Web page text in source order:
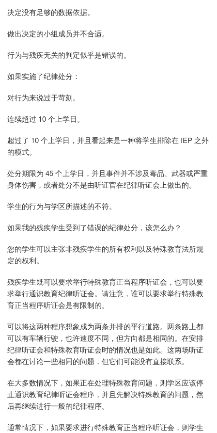
决定没有足够的数据依据。
做出决定的小组成员并不合适。
行为与残疾无关的判定似乎是错误的。
如果实施了纪律处分：
对行为来说过于苛刻。
连续超过 10 个上学日。
超过了 10 个上学日，并且看起来是一种将学生排除在 IEP 之外
的模式。
处分期限为 45 个上学日，并且事件并不涉及毒品、武器或严重
身体伤害，或者处分不是由听证官在纪律听证会上做出的。
学生的行为与学区所描述的不符。
如果我的残疾学生受到了错误的纪律处分，该怎么办？
您的学生可以主张非残疾学生的所有权利以及特殊教育法所规
定的权利。
残疾学生既可以要求举行特殊教育正当程序听证会，也可以要
求举行通识教育纪律听证会。请注意，谁可以要求举行特殊教
育正当程序听证会是有限制的。
可以将这两种程序想象成为两条并排的平行道路。两条路上都
可以有车辆行驶，也许速度不同，但方向都是相同的。在安排
纪律听证会和特殊教育听证会时的情况也是如此。这两场听证
会都在讨论一些相同的问题，但它们可能没有直接联系。
在大多数情况下，如果正在处理特殊教育问题，则学区应该停
止通识教育纪律听证会程序，并且先解决特殊教育的问题，然
后再继续进行一般的纪律程序。
通常情况下，如果要求进行特殊教育正当程序听证会，则学生